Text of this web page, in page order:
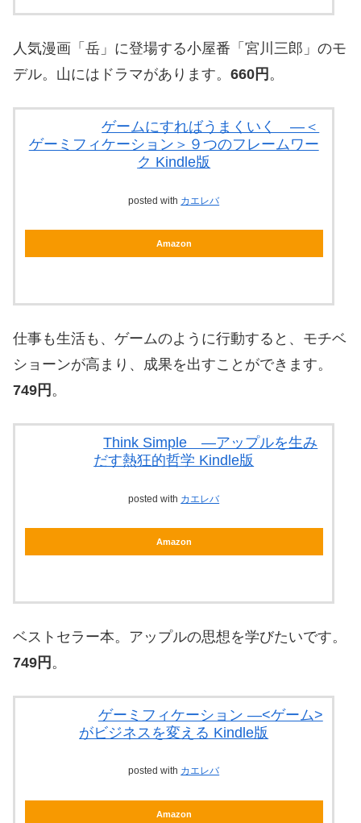
人気漫画「岳」に登場する小屋番「宮川三郎」のモ
デル。山にはドラマがあります。 660円 。
ゲームにすればうまくいく ―＜
ゲーミフィケーション＞９つのフレームワー
ク Kindle版
posted with カエレバ
Amazon
仕事も生活も、ゲームのように行動すると、モチベ
ショーンが高まり、成果を出すことができます。
749円 。
Think Simple ―アップルを生み
だす熱狂的哲学 Kindle版
posted with カエレバ
Amazon
ベストセラー本。アップルの思想を学びたいです。
749円 。
ゲーミフィケーション ―<ゲーム>
がビジネスを変える Kindle版
posted with カエレバ
Amazon